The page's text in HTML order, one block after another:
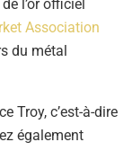
l’or officiel
Association
du métal
Troy, c’est-à-dire
également